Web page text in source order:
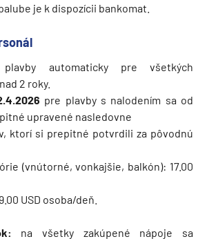
je k dispozícii bankomat.
automaticky pre všetkých
2 roky.
pre plavby s nalodením sa od
upravené nasledovne
ktorí si prepitné potvrdili za pôvodnú
(vnútorné, vonkajšie, balkón): 17.00
USD osoba/deň.
na všetky zakúpené nápoje sa